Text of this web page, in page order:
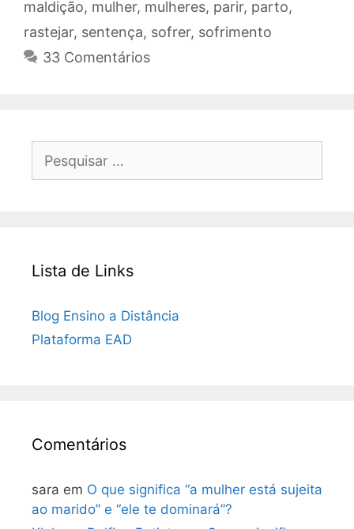
maldição, mulher, mulheres, parir, parto,
rastejar, sentença, sofrer, sofrimento
33 Comentários
por:
Lista de Links
Blog Ensino a Distância
Plataforma EAD
Comentários
sara em O que significa “a mulher está sujeita
ao marido” e “ele te dominará”?